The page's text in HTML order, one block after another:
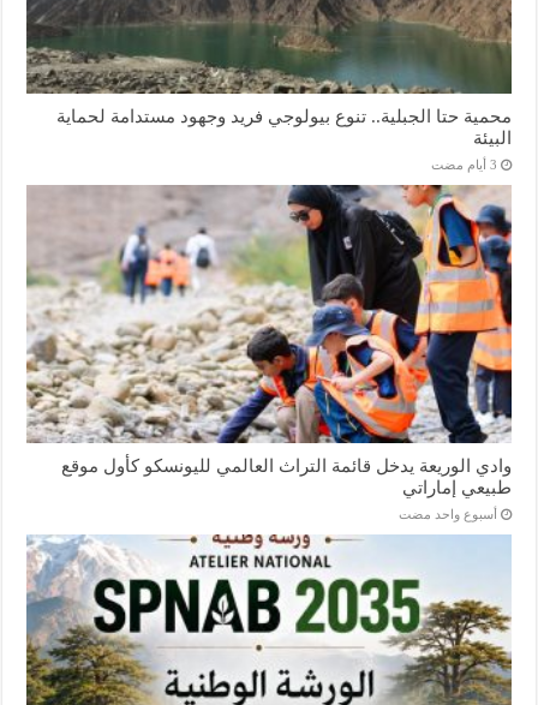
محمية حتا الجبلية.. تنوع بيولوجي فريد وجهود مستدامة لحماية
البيئة
وادي الوريعة يدخل قائمة التراث العالمي لليونسكو كأول موقع
طبيعي إماراتي
‏أسبوع واحد مضت